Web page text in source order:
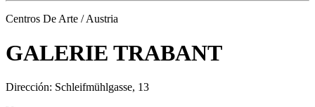
Centros De Arte / Austria
GALERIE TRABANT
Dirección: Schleifmühlgasse, 13